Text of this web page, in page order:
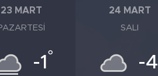
23 MART
-1 °
24 MART
SALI
-4